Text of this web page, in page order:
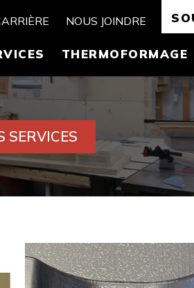
NOUS JOINDRE
THERMOFORMAGE
SERVICES